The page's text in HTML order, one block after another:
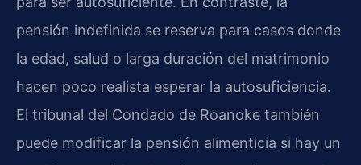
pensión indefinida se reserva para casos donde
la edad, salud o larga duración del matrimonio
hacen poco realista esperar la autosuficiencia.
El tribunal del Condado de Roanoke también
puede modificar la pensión alimenticia si hay un